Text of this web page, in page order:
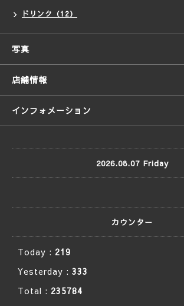
ドリンク（12）
写真
店舗情報
インフォメーション
2026.08.07 Friday
カウンター
Today : 219
Yesterday : 333
Total : 235784